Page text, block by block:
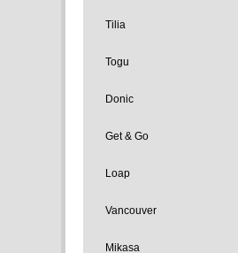
Tilia
Togu
Donic
Get & Go
Loap
Vancouver
Mikasa